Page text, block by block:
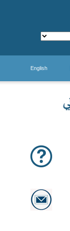
English